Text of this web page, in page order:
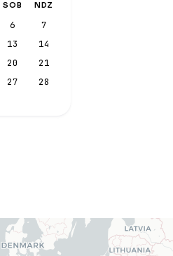
SOB NDZ
6
7
13
14
20
21
27
28